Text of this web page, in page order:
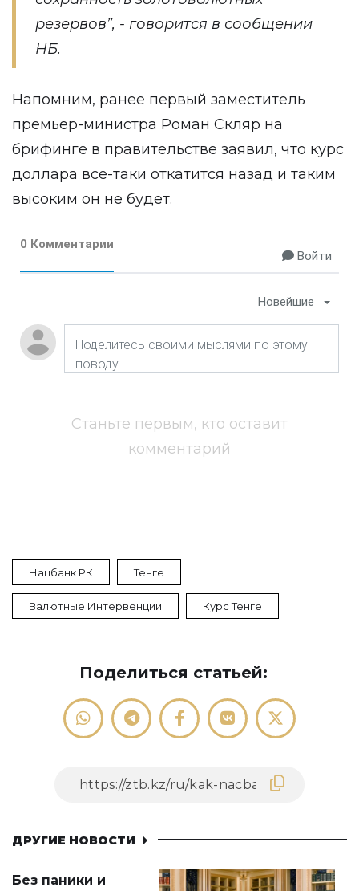
резервов”, - говорится в сообщении
НБ.
Напомним, ранее первый заместитель
премьер-министра Роман Скляр на
брифинге в правительстве заявил, что курс
доллара все-таки откатится назад и таким
высоким он не будет.
0 Комментарии
Войти
Новейшие
Станьте первым, кто оставит
комментарий
Нацбанк РК Тенге
Валютные Интервенции Курс Тенге
Поделиться статьей:
ДРУГИЕ НОВОСТИ
Без паники и